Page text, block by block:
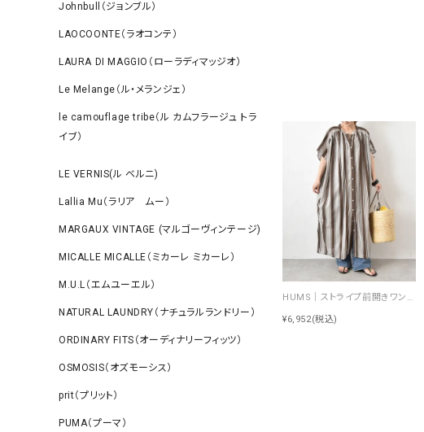
Johnbull（ジョンブル）
LAOCOONTE（ラオコンテ）
LAURA DI MAGGIO（ローラディマッジオ）
Le Melange（ル・メランジェ）
le camouflage tribe（ル カムフラージュ トラ
イブ）
LE VERNIS(ル ベルニ)
Lallia Mu（ラリア ムー）
MARGAUX VINTAGE (マルゴーヴィンテージ)
MICALLE MICALLE（ミカーレ ミカーレ）
M.U.L（エムユーエル）
NATURAL LAUNDRY（ナチュラルランドリー）
ORDINARY FITS（オーディナリーフィッツ）
OSMOSIS（オズモーシス）
prit（プリット）
PUMA（プーマ）
¥6,952(税込)